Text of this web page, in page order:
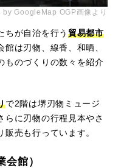
by GoogleMap OGP画像より
ちが自治を行う 貿易都市
館は刃物、線香、和晒、
ものづくりの数々を紹介
で2階は堺刃物ミュージ
らに刃物の行程見本やさ
売も行っています。
館）